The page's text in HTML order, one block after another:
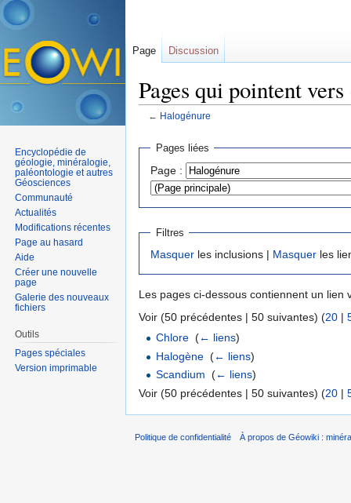
Pages qui pointent
← Halogénure
Pages liées
Page :
Filtres
Masquer les inclusions | Masquer les
Les pages ci-dessous contiennent un lien
Voir (50 précédentes | 50 suivantes) (20 |
Chlore ‎(← liens)
Halogène ‎(← liens)
Scandium ‎(← liens)
Voir (50 précédentes | 50 suivantes) (20 |
Page Discussion
Encyclopédie de
géologie, minéralogie,
paléontologie et autres
Géosciences
Communauté
Actualités
Modifications récentes
Page au hasard
Aide
Créer une nouvelle
page
Galerie des nouveaux
fichiers
Outils
Pages spéciales
Version imprimable
Politique de confidentialité À propos de Géowiki :